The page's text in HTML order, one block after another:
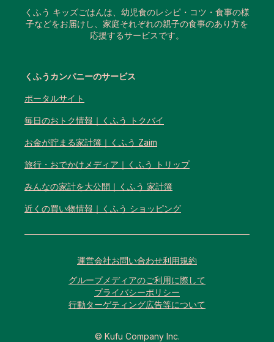
くふう キッズごはんは、幼児食のレシピ・コツ・食事の様
子などをお届けし、家庭それぞれの親子の食事のあり方を
応援するサービスです。
くふうカンパニーのサービス
ポータルサイト
毎日のおトク情報｜くふう トクバイ
お金が貯まる家計簿｜くふう Zaim
旅行・おでかけメディア｜くふう トリップ
みんなの家計を大公開｜くふう 家計簿
近くの買い物情報｜くふう ショッピング
運営会社お問い合わせ利用規約
グループメディアのご利用に際して
プライバシーポリシー
行動ターゲティング広告等について
© Kufu Company Inc.